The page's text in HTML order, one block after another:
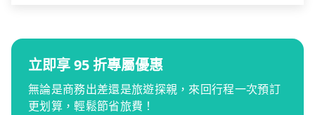
立即享 95 折專屬優惠
無論是商務出差還是旅遊探親，來回行程一次預訂
更划算，輕鬆節省旅費！